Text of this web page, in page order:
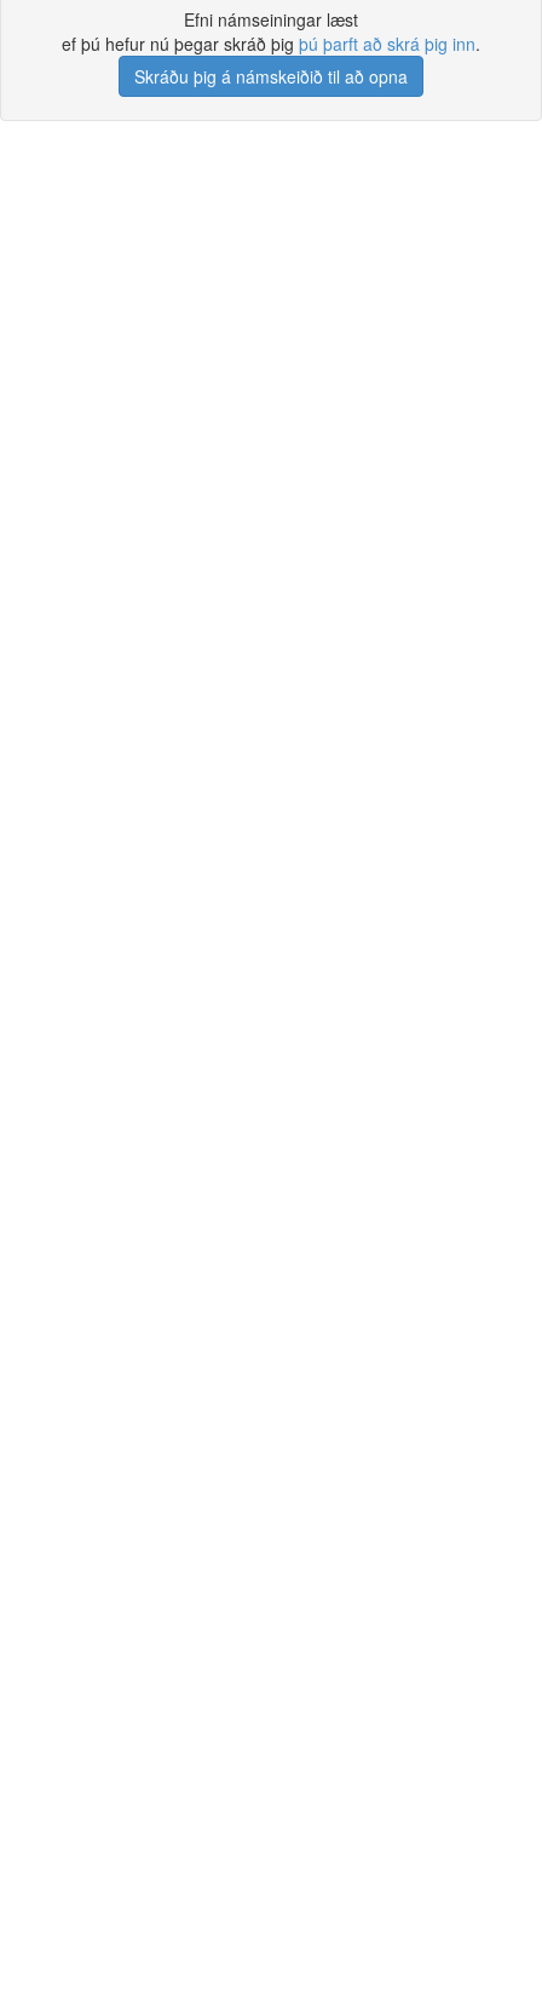
Efni námseiningar læst
ef þú hefur nú þegar skráð þig þú þarft að skrá þig inn.
Skráðu þig á námskeiðið til að opna